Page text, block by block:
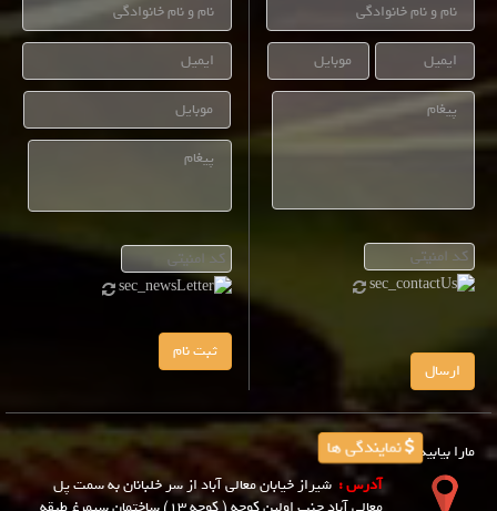
ارسال
ثبت نام
مارا بیابید! نمایندگی ها
آدرس : شیراز خیابان معالی آباد از سر خلبانان به سمت پل